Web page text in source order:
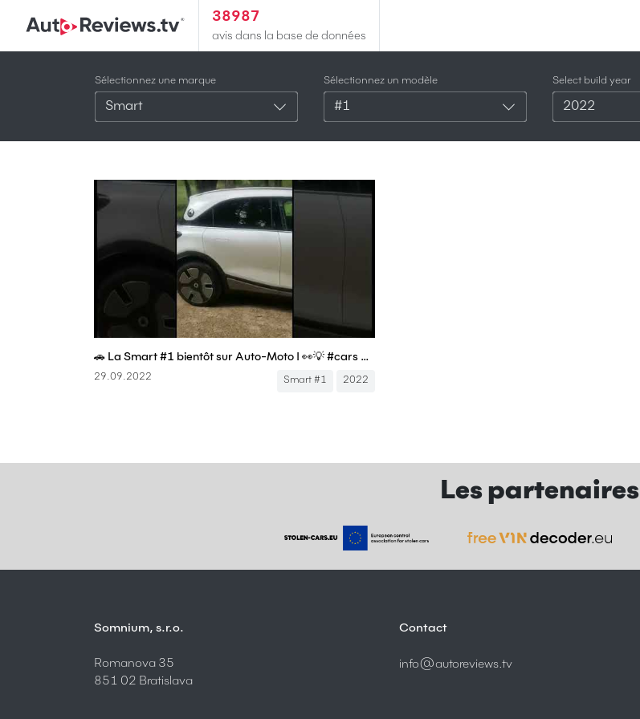
38987
avis dans la base de données
Sélectionnez une marque
Smart
Sélectionnez un modèle
#1
Select build year
2022
🚗 La Smart #1 bientôt sur Auto-Moto ! 👀💡 #cars #smart #smart1 #voiture #automobile #auto
29.09.2022 Smart #1 2022
Les partenaires
Somnium, s.r.o.
Romanova 35
851 02 Bratislava
Contact
info@autoreviews.tv